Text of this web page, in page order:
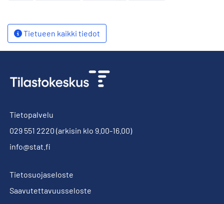
Tietueen kaikki tiedot
Tietopalvelu
029 551 2220 (arkisin klo 9.00-16.00)
info@stat.fi
Tietosuojaseloste
Saavutettavuusseloste